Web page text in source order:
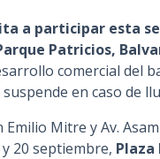
a participar esta
Patricios,
comercial del
en caso de
Emilio Mitre y Av.
20 septiembre, Plaza